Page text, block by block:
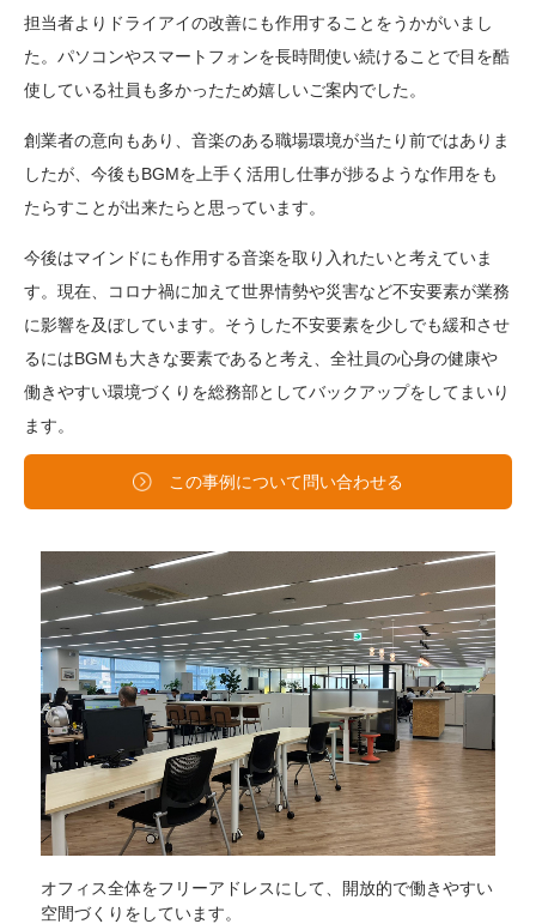
担当者よりドライアイの改善にも作用することをうかがいまし
た。パソコンやスマートフォンを長時間使い続けることで目を酷
使している社員も多かったため嬉しいご案内でした。
創業者の意向もあり、音楽のある職場環境が当たり前ではありま
したが、今後もBGMを上手く活用し仕事が捗るような作用をも
たらすことが出来たらと思っています。
今後はマインドにも作用する音楽を取り入れたいと考えていま
す。現在、コロナ禍に加えて世界情勢や災害など不安要素が業務
に影響を及ぼしています。そうした不安要素を少しでも緩和させ
るにはBGMも大きな要素であると考え、全社員の心身の健康や
働きやすい環境づくりを総務部としてバックアップをしてまいり
ます。
この事例について問い合わせる
オフィス全体をフリーアドレスにして、開放的で働きやすい
空間づくりをしています。